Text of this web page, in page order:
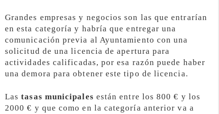
Grandes empresas y negocios son las que entrarían
en esta categoría y habría que entregar una
comunicación previa al Ayuntamiento con una
solicitud de una licencia de apertura para
actividades calificadas, por esa razón puede haber
una demora para obtener este tipo de licencia.
Lastasas municipales están entre los 800 € y los
2000 € y que como en la categoría anterior va a